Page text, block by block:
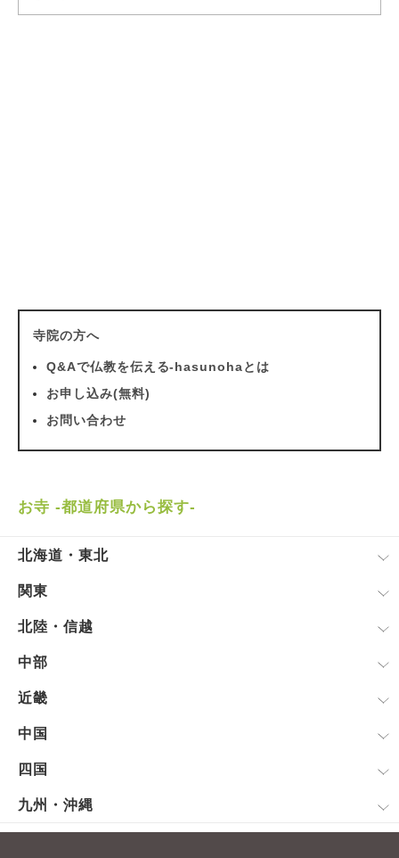
寺院の方へ
Q&Aで仏教を伝える-hasunohaとは
お申し込み(無料)
お問い合わせ
お寺 -都道府県から探す-
北海道・東北
関東
北陸・信越
中部
近畿
中国
四国
九州・沖縄